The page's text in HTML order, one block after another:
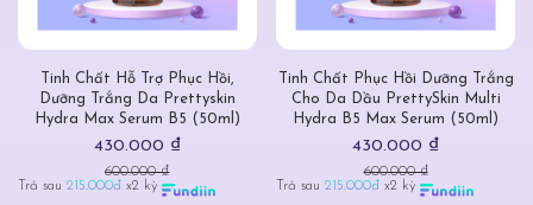
Tinh Chất Hỗ Trợ Phục Hồi,
Dưỡng Trắng Da Prettyskin
Hydra Max Serum B5 (50ml)
430.000 ₫
600.000 ₫
Trả sau 215.000đ x2 kỳ
Tinh Chất Phục Hồi Dưỡng Trắng
Cho Da Dầu PrettySkin Multi
Hydra B5 Max Serum (50ml)
430.000 ₫
600.000 ₫
Trả sau215.000đ x2 kỳ